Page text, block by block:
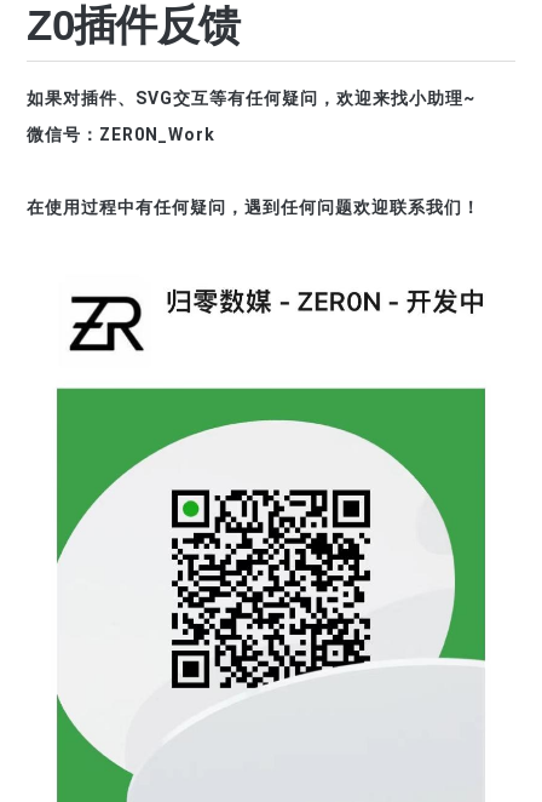
Z0插件反馈
如果对插件、SVG交互等有任何疑问，欢迎来找小助理~
微信号：ZER0N_Work
在使用过程中有任何疑问，遇到任何问题欢迎联系我们！